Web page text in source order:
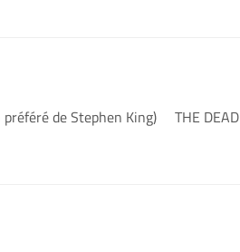
préféré de Stephen King) THE DEAD